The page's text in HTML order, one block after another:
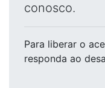
conosco.
Para liberar o
responda ao